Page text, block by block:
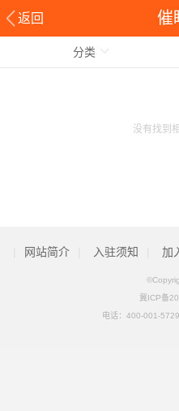
返回 催
分类
没有找到
网站简介 入驻须知 加
冀ICP备
电话： 400-001-5729